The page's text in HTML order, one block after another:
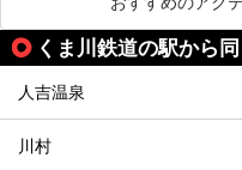
くま川鉄道の駅から
人吉温泉
川村